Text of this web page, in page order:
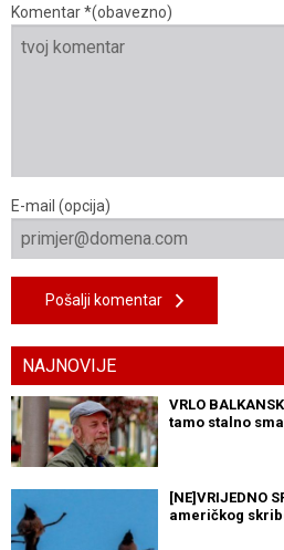
Komentar *(obavezno)
E-mail (opcija)
Pošalji komentar
NAJNOVIJE
VRLO
tamo stalno
[NE]VRIJEDNO
američkog